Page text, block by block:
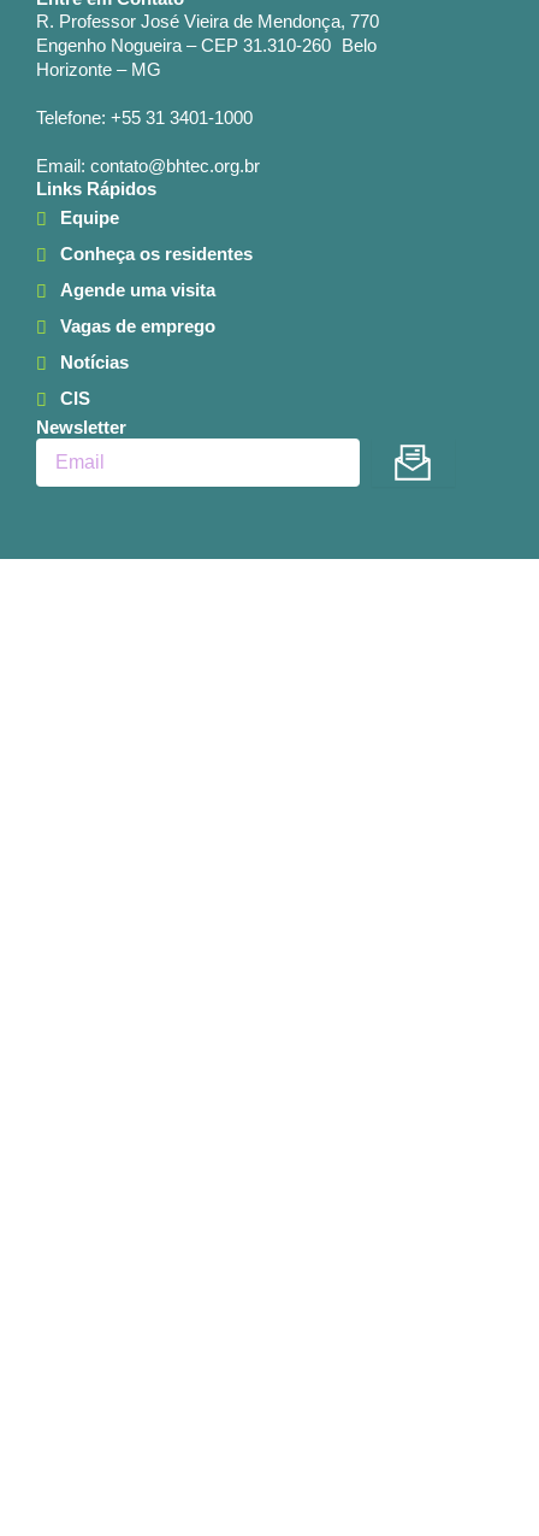
R. Professor José Vieira de Mendonça, 770
Engenho Nogueira – CEP 31.310-260 Belo
Horizonte – MG
Telefone: +55 31 3401-1000
Email: contato@bhtec.org.br
Links Rápidos
Equipe
Conheça os residentes
Agende uma visita
Vagas de emprego
Notícias
CIS
Newsletter
Enviar